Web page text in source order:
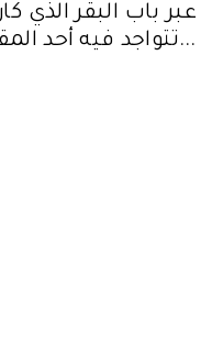
عبر باب البقر الذي
تتواجد فيه أحد المقاهي الشعبية المعروفة...